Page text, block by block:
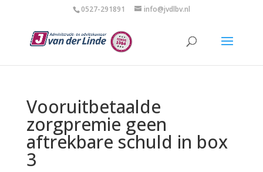
0527-291891 info@jvdlbv.nl
Vooruitbetaalde
zorgpremie geen
aftrekbare schuld in box
3